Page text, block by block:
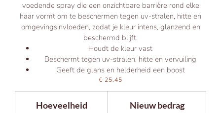
voedende spray die een onzichtbare barrière rond elke
haar vormt om te beschermen tegen uv-stralen, hitte en
omgevingsinvloeden, zodat je kleur intens, glanzend en
beschermd blijft.
Houdt de kleur vast
Beschermt tegen uv-stralen, hitte en vervuiling
Geeft de glans en helderheid een boost
€ 25,45
Hoeveelheid Nieuw bedrag